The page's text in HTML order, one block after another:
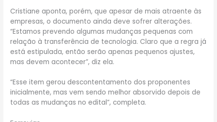
Cristiane aponta, porém, que apesar de mais atraente às
empresas, o documento ainda deve sofrer alterações.
“Estamos prevendo algumas mudanças pequenas com
relação à transferência de tecnologia. Claro que a regra já
está estipulada, então serão apenas pequenos ajustes,
mas devem acontecer”, diz ela.
“Esse item gerou descontentamento dos proponentes
inicialmente, mas vem sendo melhor absorvido depois de
todas as mudanças no edital”, completa.